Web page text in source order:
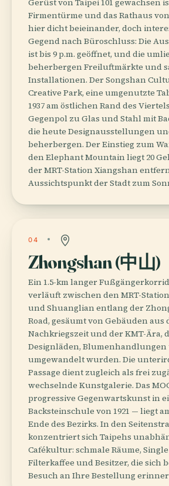
Firmentürme und das Rathaus
hier dicht beieinander, doch
Gegend nach Büroschluss: Die
ist bis 9 p.m. geöffnet, und die
beherbergen Freiluftmärkte und
Installationen. Der Songshan
Creative Park, eine umgenutzte
1937 am östlichen Rand des
Gegenpol zu Glas und Stahl mit
die heute Designausstellungen
beherbergen. Der Einstieg zum
den Elephant Mountain liegt 20
der MRT-Station Xiangshan
Aussichtspunkt der Stadt zum
04
Zhongshan (中山)
Ein 1.5-km langer
verläuft zwischen den MRT-
und Shuanglian entlang der
Road, gesäumt von Gebäuden
Nachkriegszeit und der KMT-Ära,
Designläden,
umgewandelt wurden. Die
Passage dient zugleich als frei
wechselnde Kunstgalerie. Das
progressive Gegenwartskunst in
Backsteinschule von 1921 — liegt
Ende des Bezirks. In den
konzentriert sich Taipehs
Cafékultur: schmale Räume,
Filterkaffee und Besitzer, die sich
Besuch an Ihre Bestellung